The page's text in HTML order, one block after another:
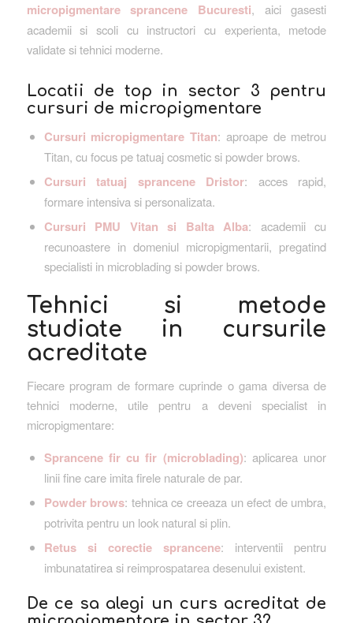
micropigmentare sprancene Bucuresti, aici gasesti
academii si scoli cu instructori cu experienta, metode
validate si tehnici moderne.
Locatii de top in sector 3 pentru
cursuri de micropigmentare
Cursuri micropigmentare Titan: aproape de metrou
Titan, cu focus pe tatuaj cosmetic si powder brows.
Cursuri tatuaj sprancene Dristor: acces rapid,
formare intensiva si personalizata.
Cursuri PMU Vitan si Balta Alba: academii cu
recunoastere in domeniul micropigmentarii, pregatind
specialisti in microblading si powder brows.
Tehnici si metode
studiate in cursurile
acreditate
Fiecare program de formare cuprinde o gama diversa de
tehnici moderne, utile pentru a deveni specialist in
micropigmentare:
Sprancene fir cu fir (microblading): aplicarea unor
linii fine care imita firele naturale de par.
Powder brows: tehnica ce creeaza un efect de umbra,
potrivita pentru un look natural si plin.
Retus si corectie sprancene: interventii pentru
imbunatatirea si reimprospatarea desenului existent.
De ce sa alegi un curs acreditat de